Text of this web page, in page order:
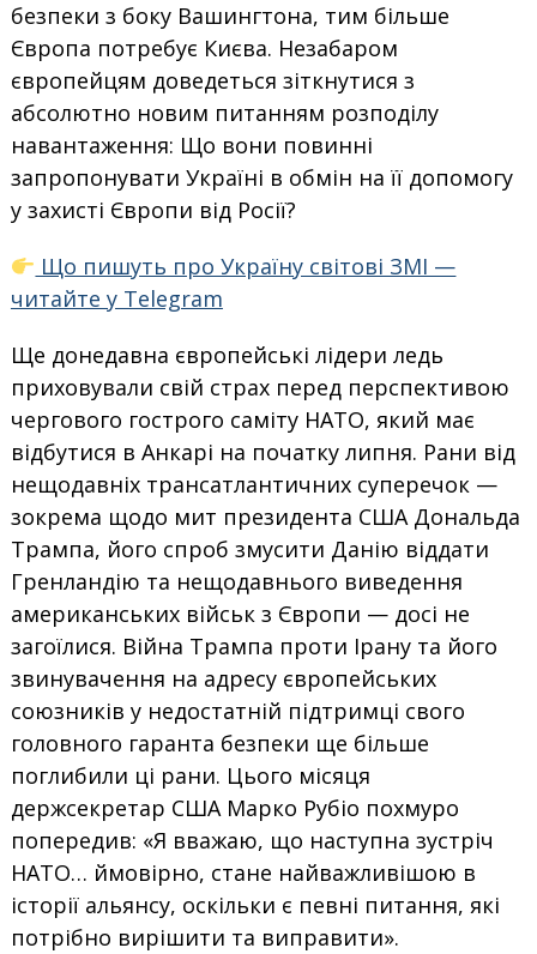
безпеки з боку Вашингтона, тим більше
Європа потребує Києва. Незабаром
європейцям доведеться зіткнутися з
абсолютно новим питанням розподілу
навантаження: Що вони повинні
запропонувати Україні в обмін на її допомогу
у захисті Європи від Росії?
Що пишуть про Україну світові ЗМІ —
читайте у Telegram
Ще донедавна європейські лідери ледь
приховували свій страх перед перспективою
чергового гострого саміту НАТО, який має
відбутися в Анкарі на початку липня. Рани від
нещодавніх трансатлантичних суперечок —
зокрема щодо мит президента США Дональда
Трампа, його спроб змусити Данію віддати
Гренландію та нещодавнього виведення
американських військ з Європи — досі не
загоїлися. Війна Трампа проти Ірану та його
звинувачення на адресу європейських
союзників у недостатній підтримці свого
головного гаранта безпеки ще більше
поглибили ці рани. Цього місяця
держсекретар США Марко Рубіо похмуро
попередив: «Я вважаю, що наступна зустріч
НАТО… ​ймовірно, стане найважливішою в
історії альянсу, оскільки є певні питання, ​які
потрібно ⁠вирішити та виправити».